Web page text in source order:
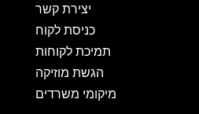
יצירת קשר
כניסת לקוח
תמיכת לקוחות
הגשת מוזיקה
מיקומי משרדים